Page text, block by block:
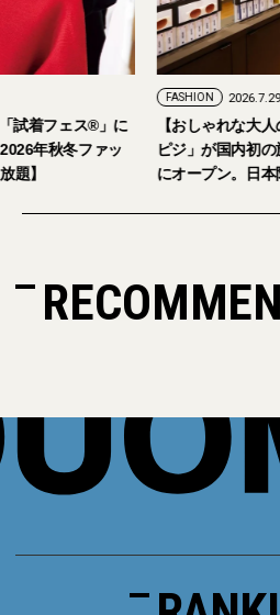
5日・6日開催。「試着フェス®︎」に
まをご招待。【2026年秋冬ファッ
容アイテム試し放題】